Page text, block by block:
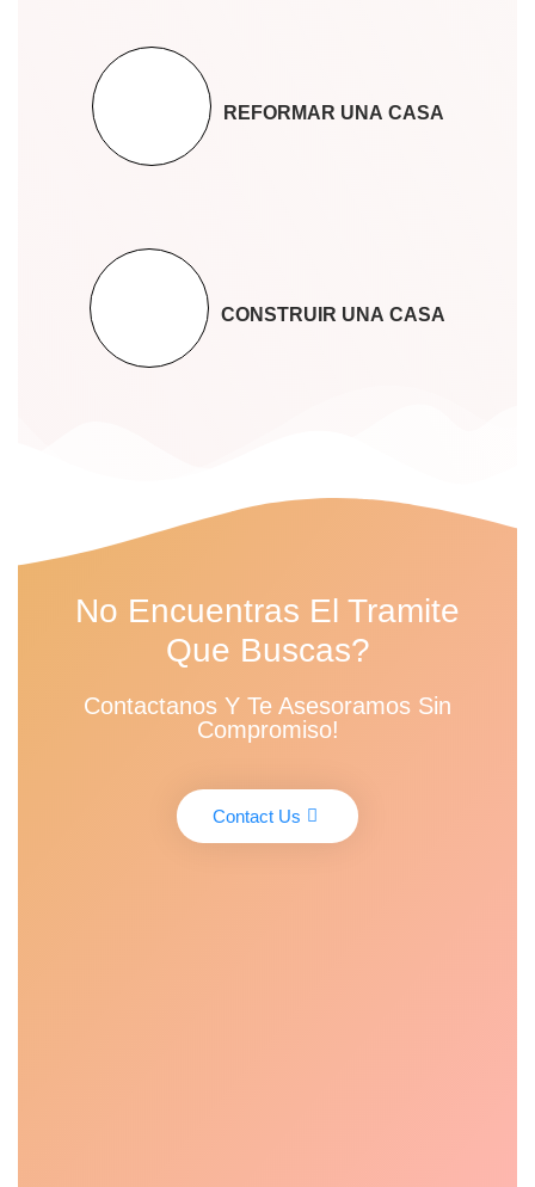
REFORMAR UNA CASA
CONSTRUIR UNA CASA
No Encuentras El Tramite
Que Buscas?
Contactanos Y Te Asesoramos Sin
Compromiso!
Contact Us